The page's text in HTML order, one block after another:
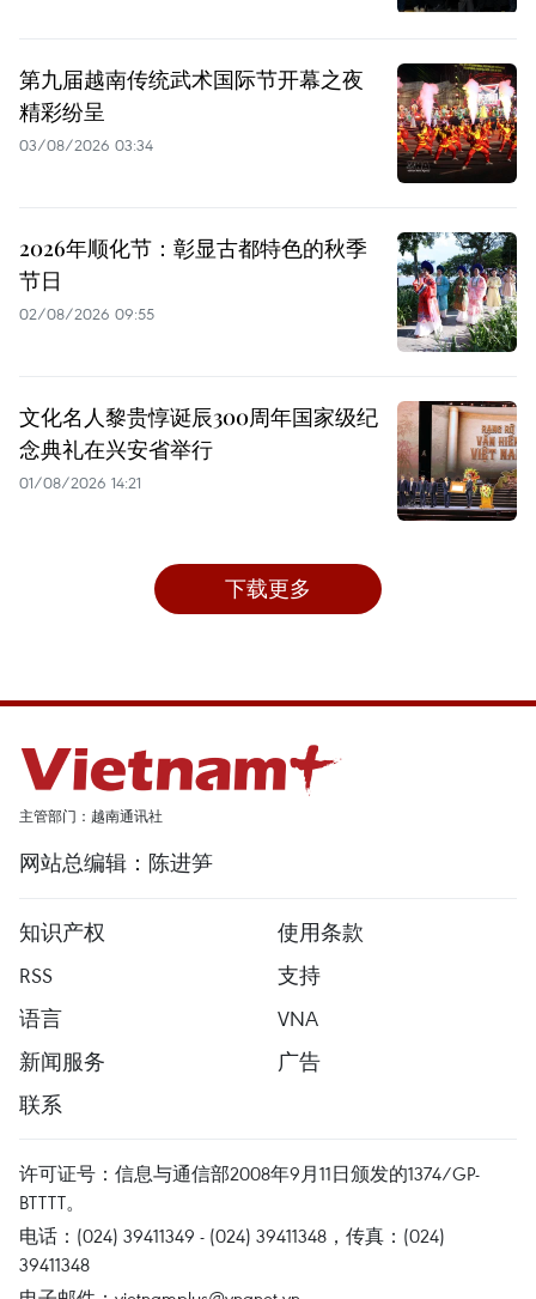
第九届越南传统武术国际节开幕之夜
精彩纷呈
03/08/2026 03:34
2026年顺化节：彰显古都特色的秋季
节日
02/08/2026 09:55
文化名人黎贵惇诞辰300周年国家级纪
念典礼在兴安省举行
01/08/2026 14:21
下载更多
主管部门：越南通讯社
网站总编辑：陈进笋
知识产权
使用条款
RSS
支持
语言
VNA
新闻服务
广告
联系
许可证号：信息与通信部2008年9月11日颁发的1374/GP-
BTTTT。
电话：(024) 39411349 - (024) 39411348，传真：(024)
39411348